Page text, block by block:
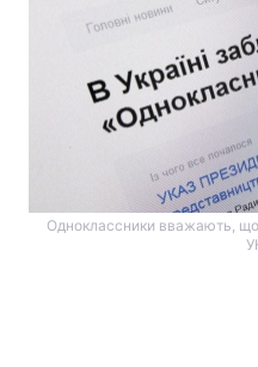
Одноклассники вважають,